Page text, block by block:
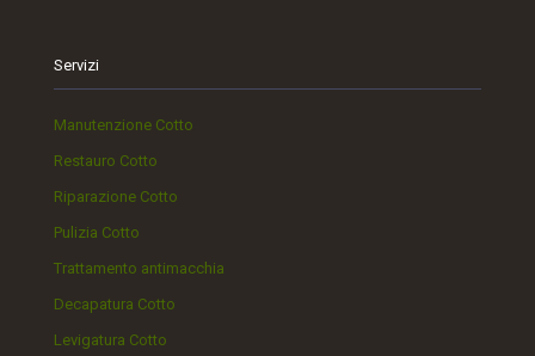
Servizi
Manutenzione Cotto
Restauro Cotto
Riparazione Cotto
Pulizia Cotto
Trattamento antimacchia
Decapatura Cotto
Levigatura Cotto